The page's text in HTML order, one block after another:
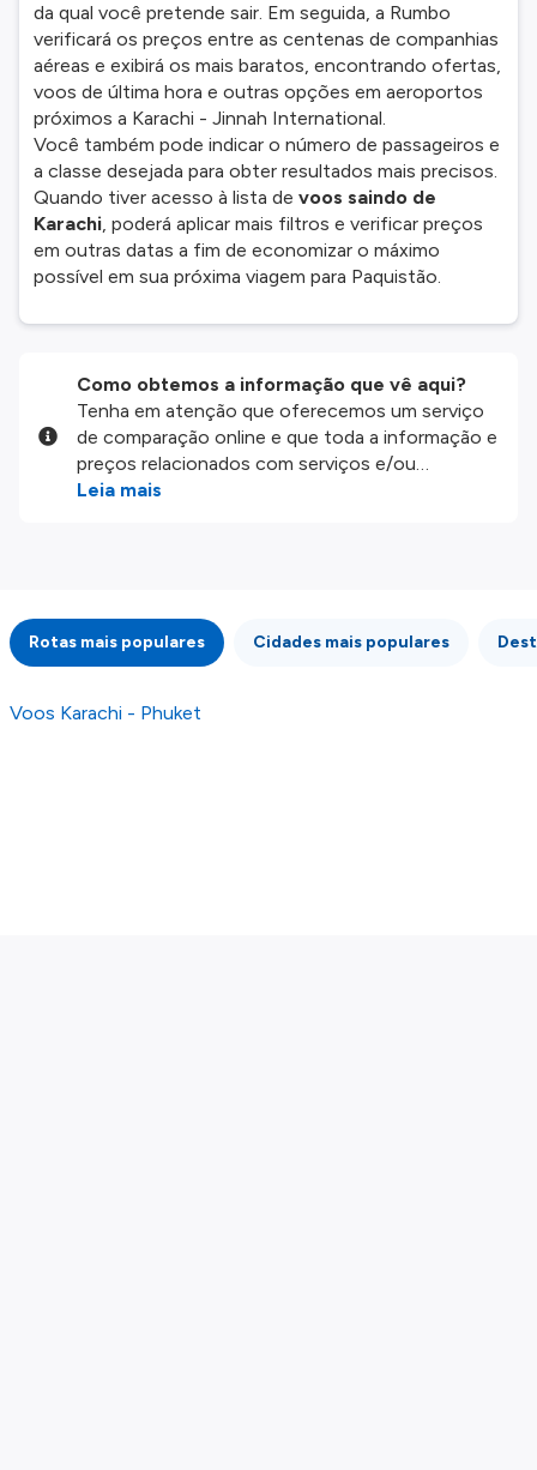
da qual você pretende sair. Em seguida, a Rumbo
verificará os preços entre as centenas de companhias
aéreas e exibirá os mais baratos, encontrando ofertas,
voos de última hora e outras opções em aeroportos
próximos a Karachi - Jinnah International.
Você também pode indicar o número de passageiros e
a classe desejada para obter resultados mais precisos.
Quando tiver acesso à lista de voos saindo de
Karachi, poderá aplicar mais filtros e verificar preços
em outras datas a fim de economizar o máximo
possível em sua próxima viagem para Paquistão.
Como obtemos a informação que vê aqui?
Tenha em atenção que oferecemos um serviço
de comparação online e que toda a informação e
preços relacionados com serviços e/ou
produtos disponíveis no nosso website são
integridade ou pela precisão da informação
publicada, por isso verifique com atenção todas
as condições no website do parceiro antes de
fazer uma reserva. Para mais detalhes verifique
os nossosTermos e Condições
Leia mais
Rotas mais populares Cidades mais populares
Voos Karachi - Phuket